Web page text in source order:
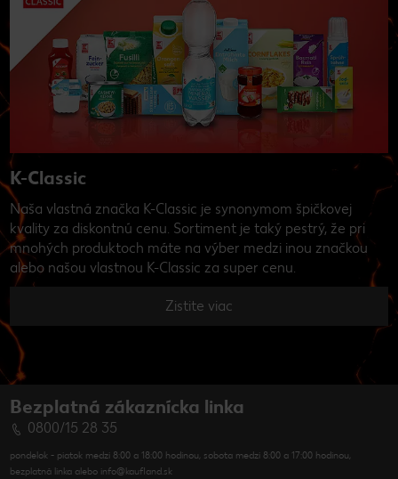
K-Classic
Naša vlastná značka K-Classic je synonymom špičkovej
kvality za diskontnú cenu. Sortiment je taký pestrý, že pri
mnohých produktoch máte na výber medzi inou značkou
alebo našou vlastnou K-Classic za super cenu.
Zistite viac
Bezplatná zákaznícka linka
0800/15 28 35
pondelok - piatok medzi 8:00 a 18:00 hodinou, sobota medzi 8:00 a 17:00 hodinou,
bezplatná linka alebo info@kaufland.sk